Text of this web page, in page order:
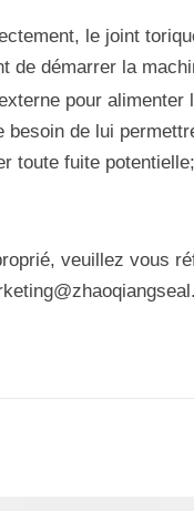
le joint
de démarrer la
pour alimenter
besoin de lui
toute fuite
veuillez vous